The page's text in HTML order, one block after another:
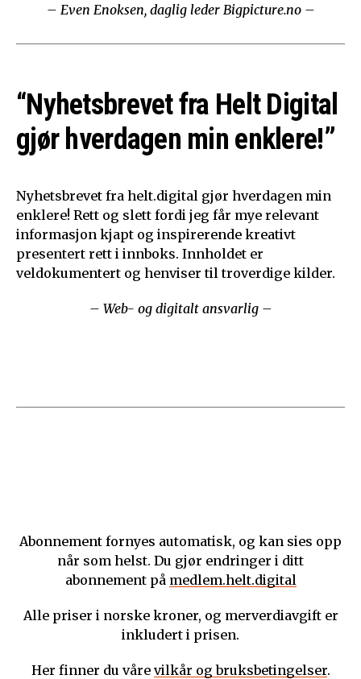
– Even Enoksen, daglig leder Bigpicture.no –
“Nyhetsbrevet fra Helt Digital
gjør hverdagen min enklere!”
Nyhetsbrevet fra helt.digital gjør hverdagen min
enklere! Rett og slett fordi jeg får mye relevant
informasjon kjapt og inspirerende kreativt
presentert rett i innboks. Innholdet er
veldokumentert og henviser til troverdige kilder.
– Web- og digitalt ansvarlig –
Abonnement fornyes automatisk, og kan sies opp
når som helst. Du gjør endringer i ditt
abonnement på medlem.helt.digital
Alle priser i norske kroner, og merverdiavgift er
inkludert i prisen.
Her finner du våre vilkår og bruksbetingelser.